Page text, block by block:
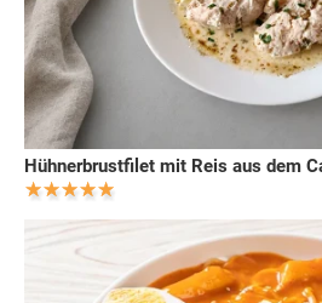
Hühnerbrustfilet mit Reis aus dem